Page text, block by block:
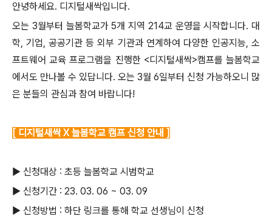
안녕하세요. 디지털새싹입니다.
오는 3월부터 늘봄학교가 5개 지역 214교 운영을 시작합니다. 대
학, 기업, 공공기관 등 외부 기관과 연계하여 다양한 인공지능, 소
프트웨어 교육 프로그램을 진행한 <디지털새싹>캠프를 늘봄학교
에서도 만나볼 수 있답니다. 오는 3월 6일부터 신청 가능하오니 많
은 분들의 관심과 참여 바랍니다!
[ 디지털새싹 X 늘봄학교 캠프 신청 안내 ]
▶ 신청대상 : 초등 늘봄학교 시범학교
▶ 신청기간 : 23. 03. 06 ~ 03. 09
▶ 신청방법 : 하단 링크를 통해 학교 선생님이 신청